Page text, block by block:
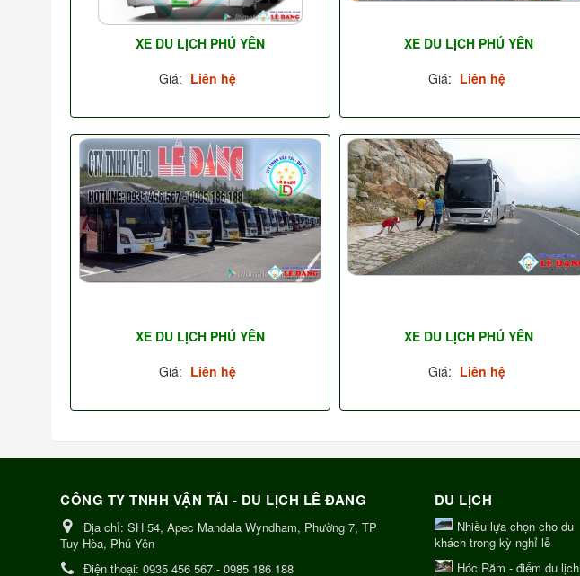
XE DU LỊCH PHÚ YÊN
Giá: Liên hệ
XE DU LỊCH PHÚ YÊN
Giá: Liên hệ
XE DU LỊCH PHÚ YÊN
Giá: Liên hệ
XE DU LỊCH PHÚ YÊN
Giá: Liên hệ
CÔNG TY TNHH VẬN TẢI - DU LỊCH LÊ ĐANG
Địa chỉ: SH 54, Apec Mandala Wyndham, Phường 7, TP
Tuy Hòa, Phú Yên
Điện thoại: 0935 456 567 - 0985 186 188
DU LỊCH
Nhiều lựa chọn cho du
khách trong kỳ nghỉ lễ
Hóc Răm - điểm du lịch